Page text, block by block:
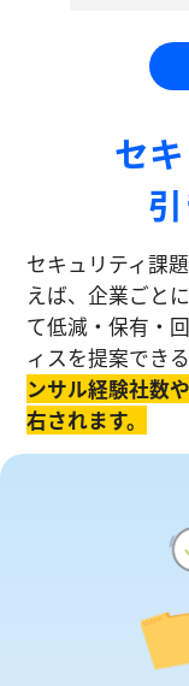
セ
セキュリティ課
えば、企業ごと
て低減・保有・
ィスを提案でき
ンサル経験社数
右されます。